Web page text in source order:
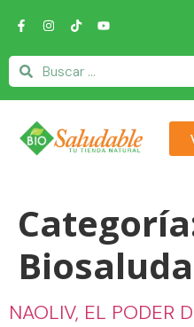
NAOLIV, EL PODER